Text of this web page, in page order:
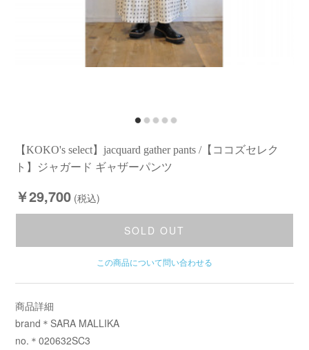
【KOKO's select】jacquard gather pants /【ココズセレク
ト】ジャガード ギャザーパンツ
￥29,700 (税込)
SOLD OUT
この商品について問い合わせる
商品詳細
brand＊SARA MALLIKA
no.＊020632SC3